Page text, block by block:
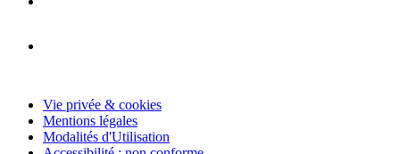
Vie privée & cookies
Mentions légales
Modalités d'Utilisation